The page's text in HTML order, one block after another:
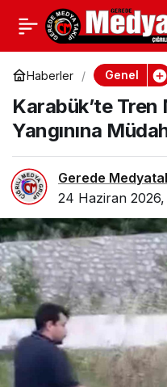
Haberler Genel
Karabük’te Tren
Yangınına
Gerede
24 Haziran 2026,
Düze Gölyaka’da Özel
Eğitim Öğrencilerinin Yıl
Sonu Sergisi Yoğun İlgi
Gördü